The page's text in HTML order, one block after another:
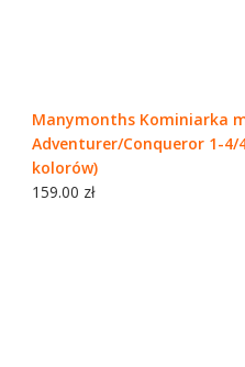
Manymonths Kominiarka
Adventurer/Conqueror 1-4/
kolorów)
159.00 zł